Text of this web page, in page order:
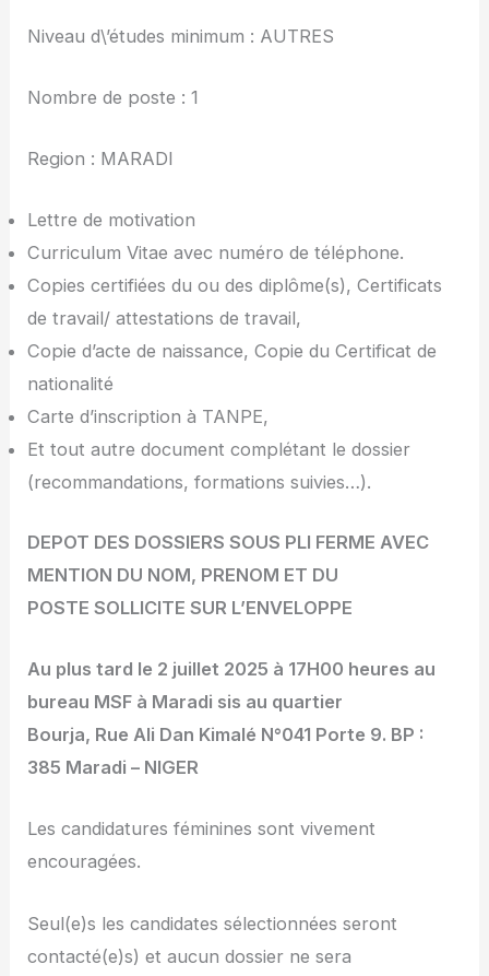
Niveau d\’études minimum : AUTRES
Nombre de poste : 1
Region : MARADI
Lettre de motivation
Curriculum Vitae avec numéro de téléphone.
Copies certifiées du ou des diplôme(s), Certificats
de travail/ attestations de travail,
Copie d’acte de naissance, Copie du Certificat de
nationalité
Carte d’inscription à TANPE,
Et tout autre document complétant le dossier
(recommandations, formations suivies…).
DEPOT DES DOSSIERS SOUS PLI FERME AVEC
MENTION DU NOM, PRENOM ET DU
POSTE SOLLICITE SUR L’ENVELOPPE
Au plus tard le 2 juillet 2025 à 17H00 heures au
bureau MSF à Maradi sis au quartier
Bourja, Rue Ali Dan Kimalé N°041 Porte 9. BP :
385 Maradi – NIGER
Les candidatures féminines sont vivement
encouragées.
Seul(e)s les candidates sélectionnées seront
contacté(e)s) et aucun dossier ne sera